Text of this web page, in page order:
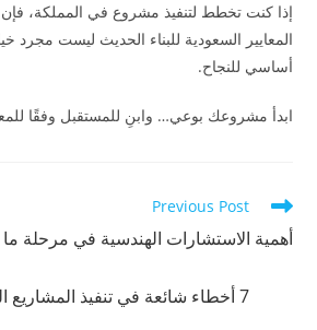
إذا كنت تخطط لتنفيذ مشروع في المملكة، فإن
المعايير السعودية للبناء الحديث ليست
أساسي للنجاح.
ابدأ مشروعك بوعي… وابنِ للمستقبل وفقًا
Read
more
articles
Previous Post
أهمية الاستشارات الهندسية في مرحلة
7 أخطاء شائعة في تنفيذ المشاريع الهندسية وكيف تتجنبها